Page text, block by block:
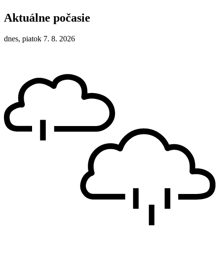
Aktuálne počasie
dnes, piatok 7. 8. 2026